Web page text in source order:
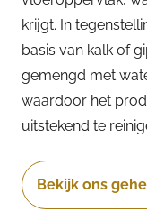
krijgt. In
basis van kalk of
gemengd met
waardoor het
uitstekend te
Bekijk ons